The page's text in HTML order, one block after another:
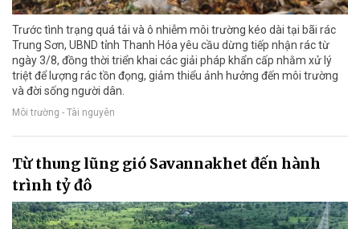
Trước tình trạng quá tải và ô nhiễm môi trường kéo dài tại bãi rác
Trung Sơn, UBND tỉnh Thanh Hóa yêu cầu dừng tiếp nhận rác từ
ngày 3/8, đồng thời triển khai các giải pháp khẩn cấp nhằm xử lý
triệt để lượng rác tồn đọng, giảm thiểu ảnh hưởng đến môi trường
và đời sống người dân.
Môi trường - Tài nguyên
Từ thung lũng gió Savannakhet đến hành
trình tỷ đô